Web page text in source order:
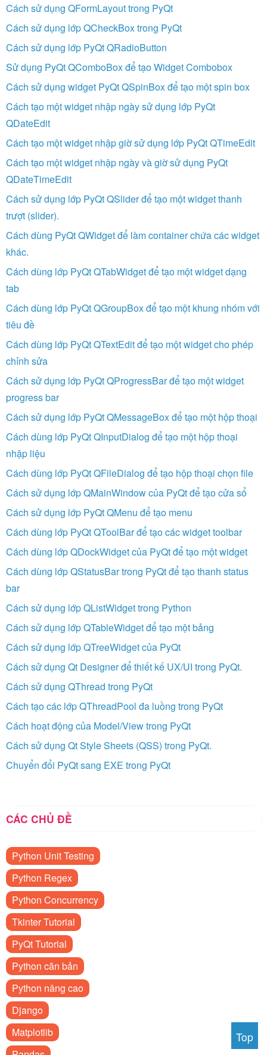
Cách sử dụng QFormLayout trong PyQt
Cách sử dụng lớp QCheckBox trong PyQt
Cách sử dụng lớp PyQt QRadioButton
Sử dụng PyQt QComboBox để tạo Widget Combobox
Cách sử dụng widget PyQt QSpinBox để tạo một spin box
Cách tạo một widget nhập ngày sử dụng lớp PyQt
QDateEdit
Cách tạo một widget nhập giờ sử dụng lớp PyQt QTimeEdit
Cách tạo một widget nhập ngày và giờ sử dụng PyQt
QDateTimeEdit
Cách sử dụng lớp PyQt QSlider để tạo một widget thanh
trượt (slider).
Cách dùng PyQt QWidget để làm container chứa các widget
khác.
Cách dùng lớp PyQt QTabWidget để tạo một widget dạng
tab
Cách dùng lớp PyQt QGroupBox để tạo một khung nhóm với
tiêu đề
Cách dùng lớp PyQt QTextEdit để tạo một widget cho phép
chỉnh sửa
Cách sử dụng lớp PyQt QProgressBar để tạo một widget
progress bar
Cách sử dụng lớp PyQt QMessageBox để tạo một hộp thoại
Cách dùng lớp PyQt QInputDialog để tạo một hộp thoại
nhập liệu
Cách dùng lớp PyQt QFileDialog để tạo hộp thoại chọn file
Cách sử dụng lớp QMainWindow của PyQt để tạo cửa sổ
Cách sử dụng lớp PyQt QMenu để tạo menu
Cách dùng lớp PyQt QToolBar để tạo các widget toolbar
Cách dùng lớp QDockWidget của PyQt để tạo một widget
Cách dùng lớp QStatusBar trong PyQt để tạo thanh status
bar
Cách sử dụng lớp QListWidget trong Python
Cách sử dụng lớp QTableWidget để tạo một bảng
Cách sử dụng lớp QTreeWidget của PyQt
Cách sử dụng Qt Designer để thiết kế UX/UI trong PyQt.
Cách sử dụng QThread trong PyQt
Cách tạo các lớp QThreadPool đa luồng trong PyQt
Cách hoạt động của Model/View trong PyQt
Cách sử dụng Qt Style Sheets (QSS) trong PyQt.
Chuyển đổi PyQt sang EXE trong PyQt
CÁC CHỦ ĐỀ
Python Unit Testing
Python Regex
Python Concurrency
Tkinter Tutorial
PyQt Tutorial
Python căn bản
Python nâng cao
Django
Matplotlib
Top